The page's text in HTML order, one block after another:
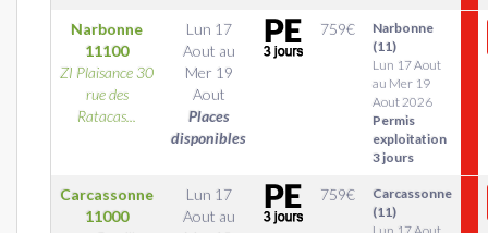
Narbonne
11100
ZI Plaisance 30
rue des
Ratacas...
Lun 17
Aout au
Mer 19
Aout
Places
disponibles
759€
Narbonne
(11)
Lun 17 Aout
au Mer 19
Aout 2026
Permis
exploitation
3 jours
Carcassonne
11000
Lun 17
Aout au
759€
Carcassonne
(11)